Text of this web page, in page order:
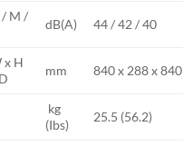
/ M /
dB(A) 44 / 42 / 40
x H
mm 840 x 288 x 840
kg
(Ibs)
25.5 (56.2)